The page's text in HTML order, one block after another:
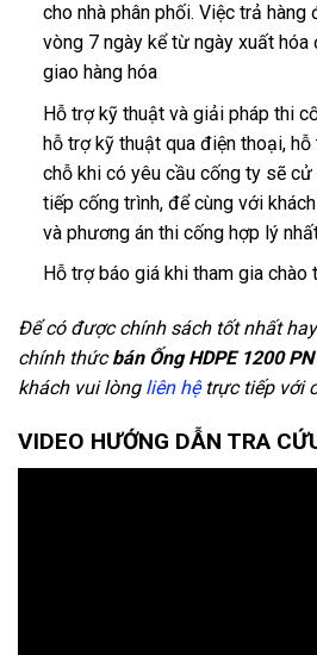
cho nhà phân phối. Việc trả
vòng 7 ngày kể từ ngày xuất hóa
giao hàng hóa
Hỗ trợ kỹ thuật và giải pháp thi
hỗ trợ kỹ thuật qua điện thoại,
chỗ khi có yêu cầu cống ty sẽ
tiếp cống trình, để cùng với
và phương án thi cống hợp lý
Hỗ trợ báo giá khi tham gia chào
Để có được chính sách tốt nhất
chính thứcbán Ống HDPE 1200
khách vui lòng liên hệtrực tiếp với
VIDEO HƯỚNG DẪN TRA